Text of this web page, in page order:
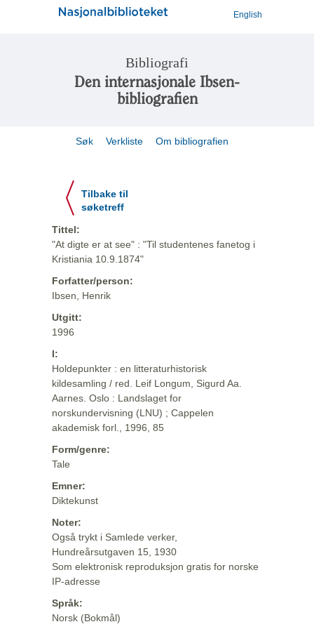
English
Bibliografi
Den internasjonale Ibsen-
bibliografien
Søk Verkliste Om bibliografien
Tilbake til
søketreff
Tittel:
"At digte er at see" : "Til studentenes fanetog i
Kristiania 10.9.1874"
Forfatter/person:
Ibsen, Henrik
Utgitt:
1996
I:
Holdepunkter : en litteraturhistorisk
kildesamling / red. Leif Longum, Sigurd Aa.
Aarnes. Oslo : Landslaget for
norskundervisning (LNU) ; Cappelen
akademisk forl., 1996, 85
Form/genre:
Tale
Emner:
Diktekunst
Noter:
Også trykt i Samlede verker,
Hundreårsutgaven 15, 1930
Som elektronisk reproduksjon gratis for norske
IP-adresse
Språk:
Norsk (Bokmål)